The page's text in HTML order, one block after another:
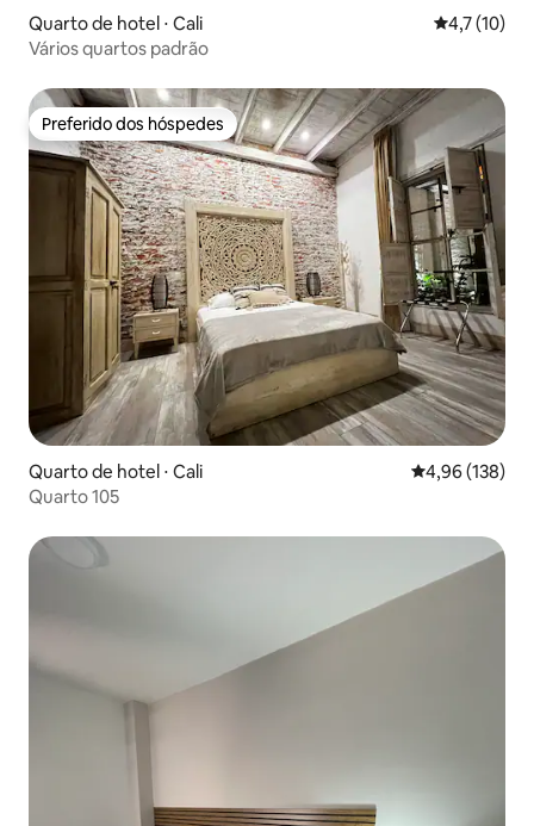
Quarto de hotel ⋅ Cali 4,7 de uma
4,7 (10)
Vários quartos padrão
Preferido dos hóspedes
Preferido dos hóspedes
Quarto de hotel ⋅ Cali 4,96 de uma
4,96 (138)
Quarto 105